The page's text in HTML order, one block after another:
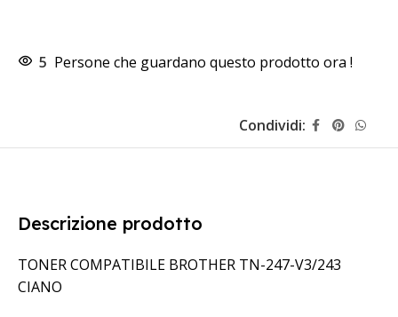
5 Persone che guardano questo prodotto ora !
Condividi:
Descrizione prodotto
TONER COMPATIBILE BROTHER TN-247-V3/243
CIANO